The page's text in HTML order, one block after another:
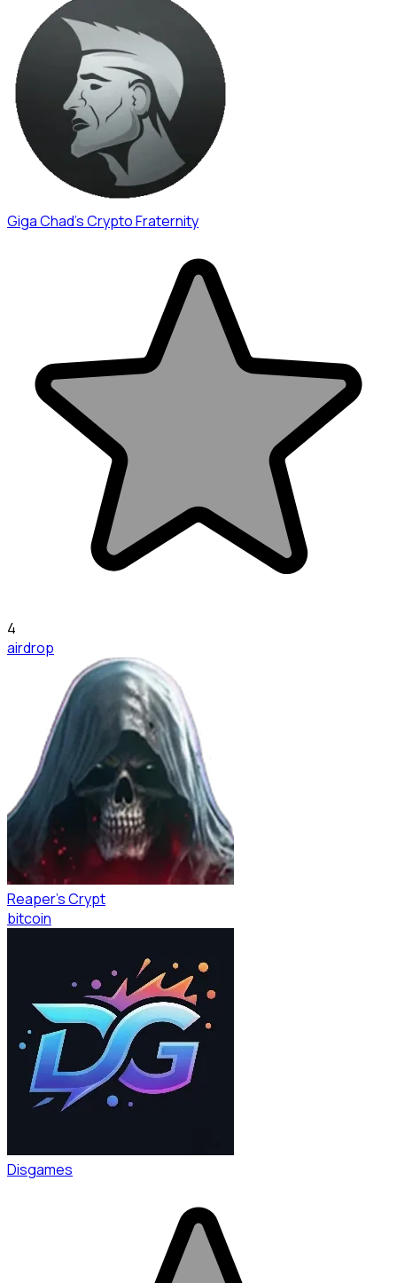
Giga Chad's Crypto Fraternity
4
airdrop
Reaper's Crypt
bitcoin
Disgames